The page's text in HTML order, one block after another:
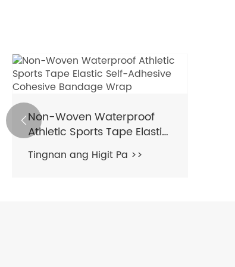
Non-Woven Waterproof
Athletic Sports Tape Elastic
Self-Adhesive Cohesive
Bandage Wrap
Tingnan ang Higit Pa >>
